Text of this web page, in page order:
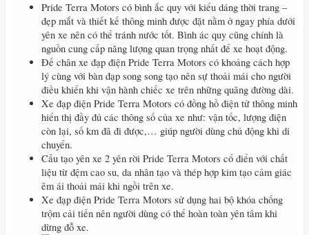
Pride Terra Motors có bình ắc quy với kiểu dáng thời trang –
đẹp mắt và thiết kế thông minh được đặt nằm ở ngay phía dưới
yên xe nên có thể tránh nước tốt. Bình ác quy cũng chính là
nguồn cung cấp năng lượng quan trọng nhất để xe hoạt động.
Đế chân xe đạp điện Pride Terra Motors có khoảng cách hợp
lý cùng với bàn đạp song song tạo nên sự thoải mái cho người
điều khiển khi vận hành chiếc xe trên những quãng đường dài.
Xe đạp điện Pride Terra Motors có đồng hồ điện tử thông minh
hiển thị đầy đủ các thông số của xe như: vận tốc, lượng điện
còn lại, số km đã đi được,… giúp người dùng chủ động khi di
chuyển.
Cấu tạo yên xe 2 yên rời Pride Terra Motors cổ điển với chất
liệu từ đệm cao su, da nhân tạo và thép hợp kim tạo cảm giác
êm ái thoải mái khi ngồi trên xe.
Xe đạp điện Pride Terra Motors sử dụng hai bộ khóa chống
trộm cải tiến nên người dùng có thể hoàn toàn yên tâm khi
dừng đỗ xe.